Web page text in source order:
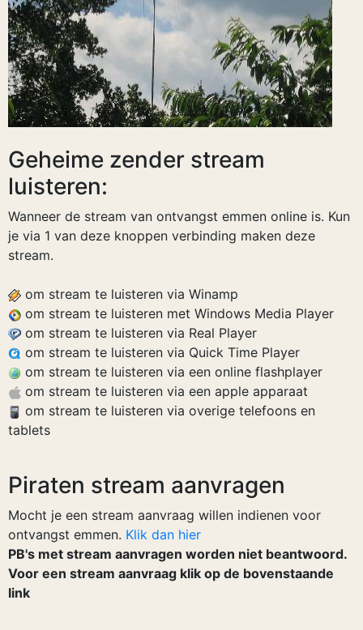
Geheime zender stream
luisteren:
Wanneer de stream van ontvangst emmen online is. Kun
je via 1 van deze knoppen verbinding maken deze
stream.
om stream te luisteren via Winamp
om stream te luisteren met Windows Media Player
om stream te luisteren via Real Player
om stream te luisteren via Quick Time Player
om stream te luisteren via een online flashplayer
om stream te luisteren via een apple apparaat
om stream te luisteren via overige telefoons en
tablets
Piraten stream aanvragen
Mocht je een stream aanvraag willen indienen voor
ontvangst emmen. Klik dan hier
PB's met stream aanvragen worden niet beantwoord.
Voor een stream aanvraag klik op de bovenstaande
link